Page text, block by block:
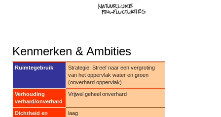
Kenmerken & Ambities
Ruimtegebruik
Strategie: Streef naar een vergroting
van het oppervlak water en groen
(onverhard oppervlak)
Verhouding
verhard/onverhard
Vrijwel geheel onverhard
Dichtheid en
laag